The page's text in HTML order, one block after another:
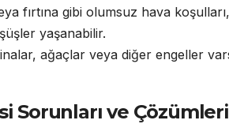
fırtına gibi olumsuz hava
yaşanabilir.
ağaçlar veya diğer engeller
Sorunları ve Çözümleri